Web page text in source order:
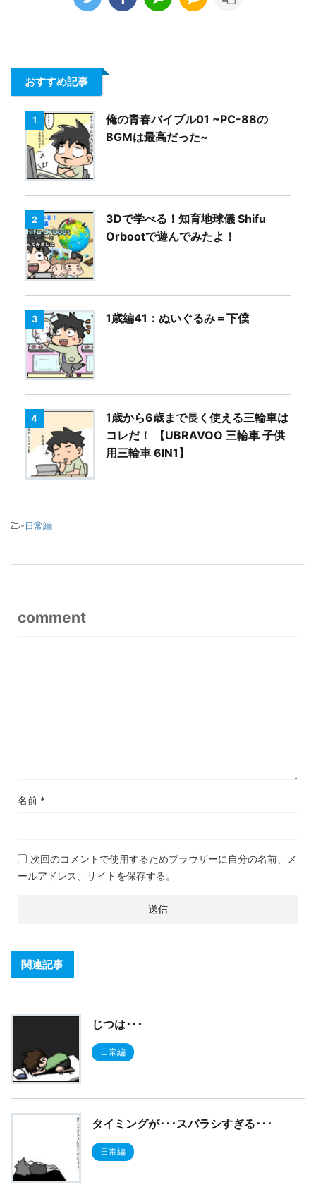
おすすめ記事
1
俺の青春バイブル01 ~PC-88の
BGMは最高だった~
2
3Dで学べる！知育地球儀 Shifu
Orbootで遊んでみたよ！
3 1歳編41：ぬいぐるみ＝下僕
4
1歳から6歳まで長く使える三輪車は
コレだ！ 【UBRAVOO 三輪車 子供
用三輪車 6IN1】
-日常編
comment
名前 *
次回のコメントで使用するためブラウザーに自分の名前、メ
ールアドレス、サイトを保存する。
関連記事
じつは･･･
日常編
タイミングが･･･スバラシすぎる･･･
日常編